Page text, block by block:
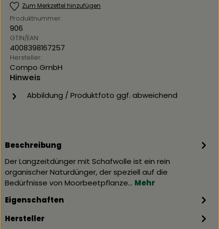
Zum Merkzettel hinzufügen
Produktnummer:
906
GTIN/EAN:
4008398167257
Hersteller:
Compo GmbH
Hinweis
Abbildung / Produktfoto ggf. abweichend
Beschreibung
Der Langzeitdünger mit Schafwolle ist ein rein
organischer Naturdünger, der speziell auf die
Bedürfnisse von Moorbeetpflanze… Mehr
Eigenschaften
Hersteller